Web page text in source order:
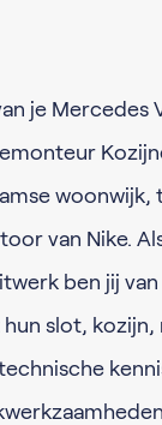
je Mercedes
woonwijk,
van Nike.
ben jij
slot, kozijn,